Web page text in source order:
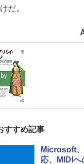
だ。
すすめ記事
Microsoft
応、MIDI